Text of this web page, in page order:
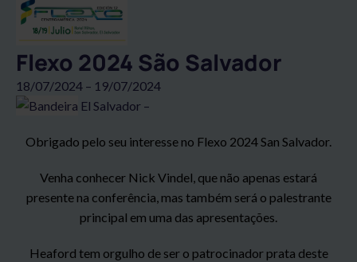
Flexo 2024 São Salvador
18/07/2024 – 19/07/2024
El Salvador –
Obrigado pelo seu interesse no Flexo 2024 San Salvador.
Venha conhecer Nick Vindel, que não apenas estará
presente na conferência, mas também será o palestrante
principal em uma das apresentações.
Heaford tem orgulho de ser o patrocinador prata deste